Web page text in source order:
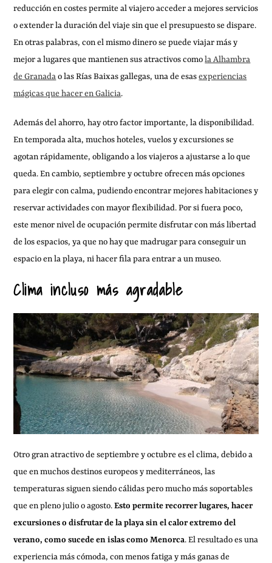
reducción en costes permite al viajero acceder a mejores servicios
o extender la duración del viaje sin que el presupuesto se dispare.
En otras palabras, con el mismo dinero se puede viajar más y
mejor a lugares que mantienen sus atractivos comola Alhambra
de Granadao las Rías Baixas gallegas, una de esasexperiencias
mágicas que hacer en Galicia.
Además del ahorro, hay otro factor importante, la disponibilidad.
En temporada alta, muchos hoteles, vuelos y excursiones se
agotan rápidamente, obligando a los viajeros a ajustarse a lo que
queda. En cambio, septiembre y octubre ofrecen más opciones
para elegir con calma, pudiendo encontrar mejores habitaciones y
reservar actividades con mayor flexibilidad. Por si fuera poco,
este menor nivel de ocupación permite disfrutar con más libertad
de los espacios, ya que no hay que madrugar para conseguir un
espacio en la playa, ni hacer fila para entrar a un museo.
Clima incluso más agradable
Otro gran atractivo de septiembre y octubre es el clima, debido a
que en muchos destinos europeos y mediterráneos, las
temperaturas siguen siendo cálidas pero mucho más soportables
que en pleno julio o agosto.Esto permite recorrer lugares, hacer
excursiones o disfrutar de la playa sin el calor extremo del
verano, como sucede en islas como Menorca. El resultado es una
experiencia más cómoda, con menos fatiga y más ganas de